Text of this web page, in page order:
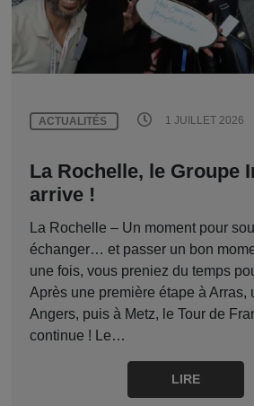
ACTUALITÉS 1 JUILLET 2026
La Rochelle, le Groupe
arrive !
La Rochelle – Un moment pour
échanger… et passer un bon
une fois, vous preniez du temps
Après une première étape à Arras,
Angers, puis à Metz, le Tour de
continue ! Le…
LIRE